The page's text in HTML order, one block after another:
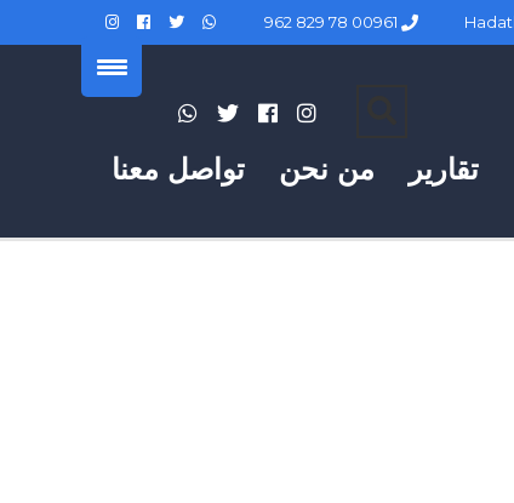
تواصل معنا من نحن تقارير